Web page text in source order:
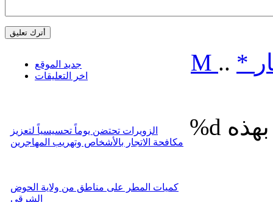
جديد الموقع
اخر التعليقات
الزويرات تحتضن يوماً تحسيسياً لتعزيز
مكافحة الاتجار بالأشخاص وتهريب المهاجرين
كميات المطر على مناطق من ولاية الحوض
الشرقي
M .. *
%d